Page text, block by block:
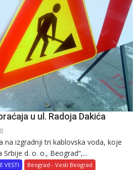
u ul. Radoja Dakića
0
na izgradnji tri kablovska voda, koje
d. o. o., Beograd“,...
VESTI
Beograd - Vesti Beograd